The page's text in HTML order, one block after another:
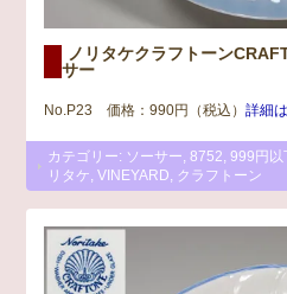
ノリタケクラフトーン
サー
No.P23 価格：990円（税込）詳細
カテゴリー: ソーサー ,8752 ,999円以
リタケ ,VINEYARD クラフトーン